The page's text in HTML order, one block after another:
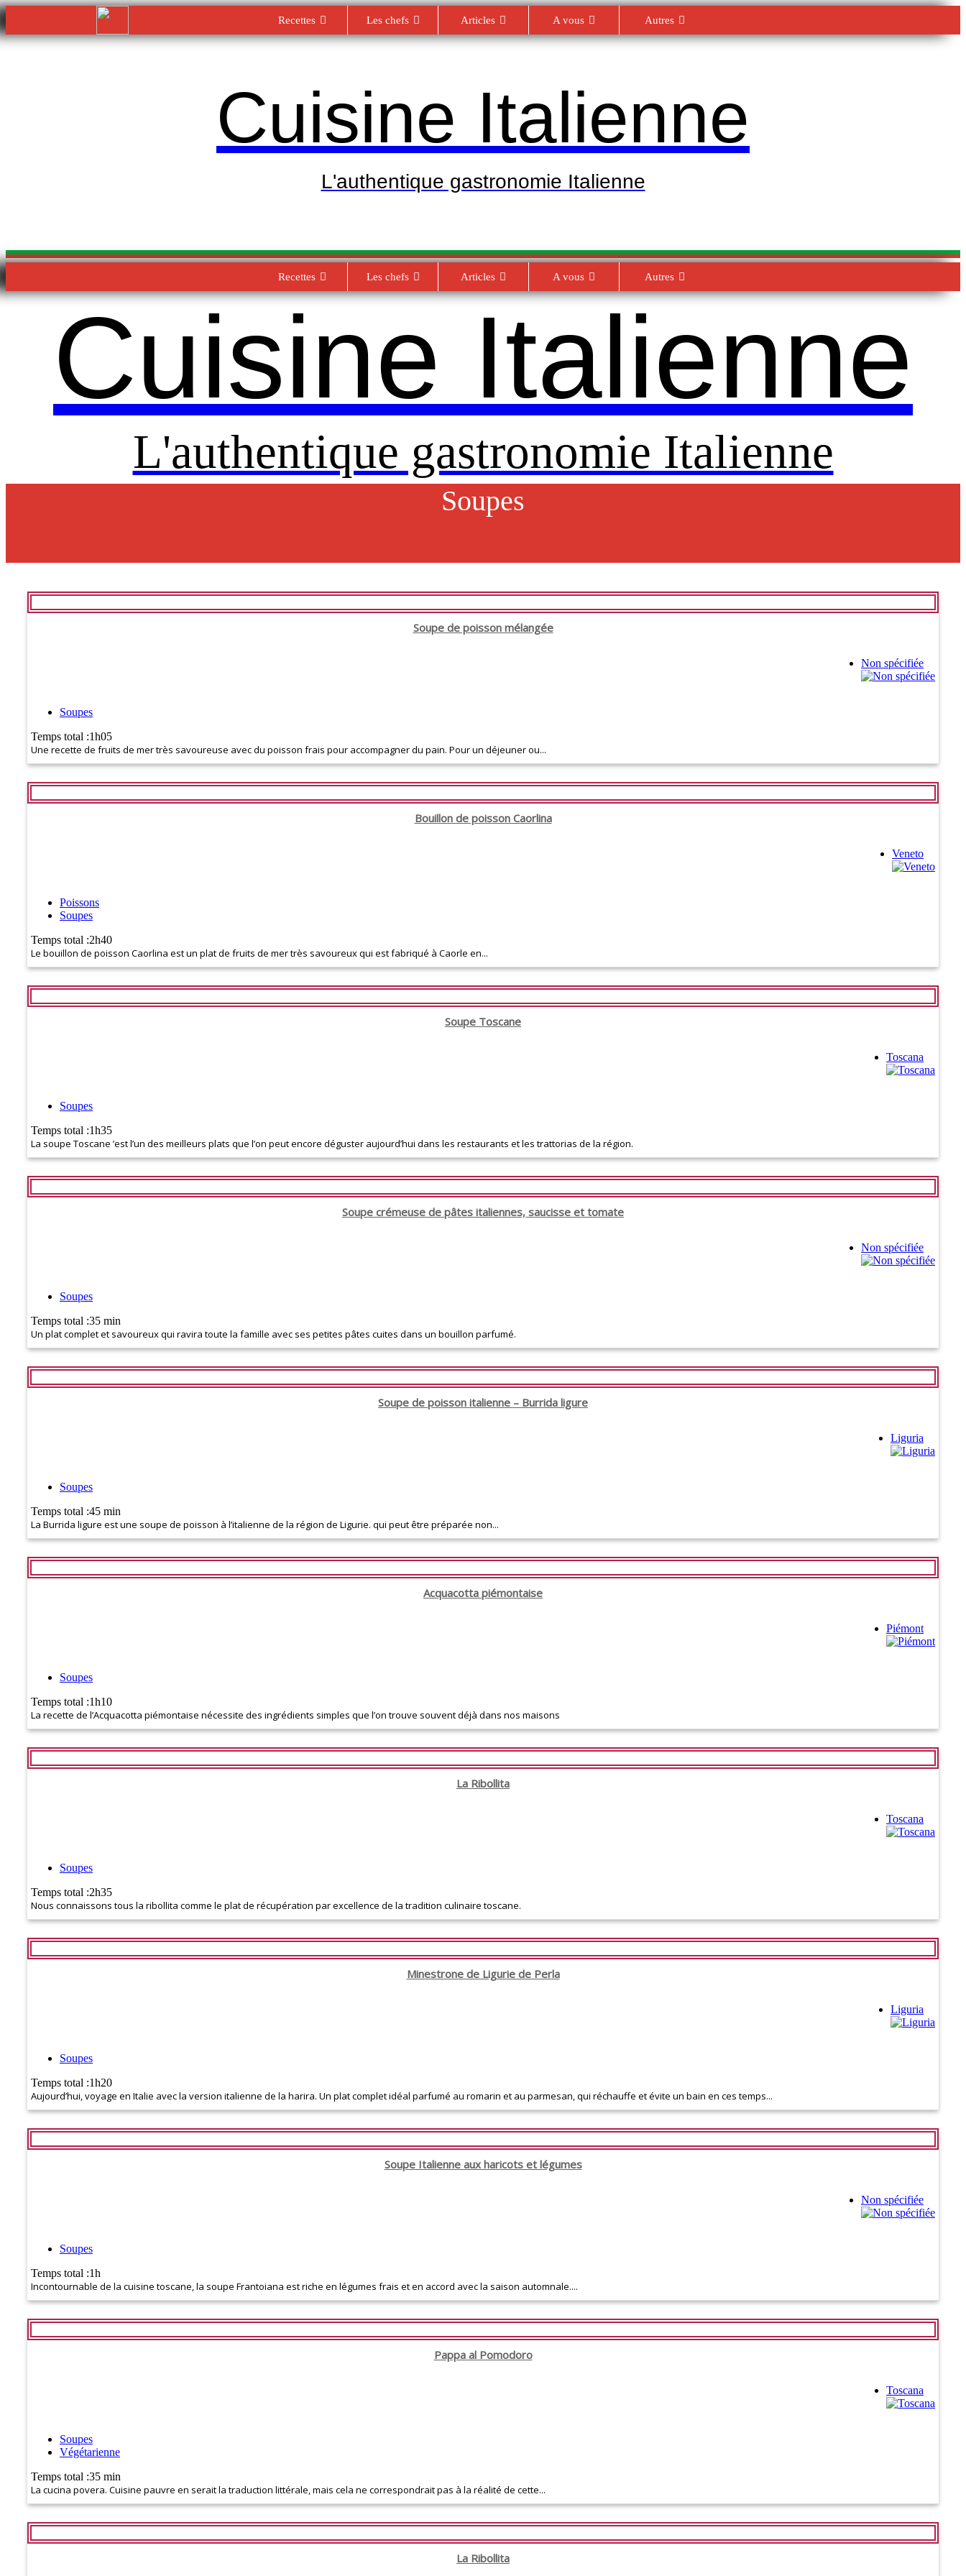
Recettes Les chefs Articles A vous Autres
Cuisine Italienne
L'authentique gastronomie Italienne
Recettes Les chefs Articles A vous Autres
Cuisine Italienne
L'authentique gastronomie Italienne
Soupes
Soupe de poisson mélangée
Temps total :1h05
Soupes
Non spécifiée
Une recette de fruits de mer très savoureuse avec du poisson frais pour accompagner du pain. Pour un déjeuner ou...
Bouillon de poisson Caorlina
Temps total :2h40
Poissons
Soupes
Veneto
Le bouillon de poisson Caorlina est un plat de fruits de mer très savoureux qui est fabriqué à Caorle en...
Soupe Toscane
Temps total :1h35
Soupes
Toscana
La soupe Toscane ’est l’un des meilleurs plats que l’on peut encore déguster aujourd’hui dans les restaurants et les trattorias de la région.
Soupe crémeuse de pâtes italiennes, saucisse et tomate
Temps total :35 min
Soupes
Non spécifiée
Un plat complet et savoureux qui ravira toute la famille avec ses petites pâtes cuites dans un bouillon parfumé.
Soupe de poisson italienne – Burrida ligure
Temps total :45 min
Soupes
Liguria
La Burrida ligure est une soupe de poisson à l’italienne de la région de Ligurie. qui peut être préparée non...
Acquacotta piémontaise
Temps total :1h10
Soupes
Piémont
La recette de l’Acquacotta piémontaise nécessite des ingrédients simples que l’on trouve souvent déjà dans nos maisons
La Ribollita
Temps total :2h35
Soupes
Toscana
Nous connaissons tous la ribollita comme le plat de récupération par excellence de la tradition culinaire toscane.
Minestrone de Ligurie de Perla
Temps total :1h20
Soupes
Liguria
Aujourd’hui, voyage en Italie avec la version italienne de la harira. Un plat complet idéal parfumé au romarin et au parmesan, qui réchauffe et évite un bain en ces temps...
Soupe Italienne aux haricots et légumes
Temps total :1h
Soupes
Non spécifiée
Incontournable de la cuisine toscane, la soupe Frantoiana est riche en légumes frais et en accord avec la saison automnale....
Pappa al Pomodoro
Temps total :35 min
Soupes
Végétarienne
Toscana
La cucina povera. Cuisine pauvre en serait la traduction littérale, mais cela ne correspondrait pas à la réalité de cette...
La Ribollita